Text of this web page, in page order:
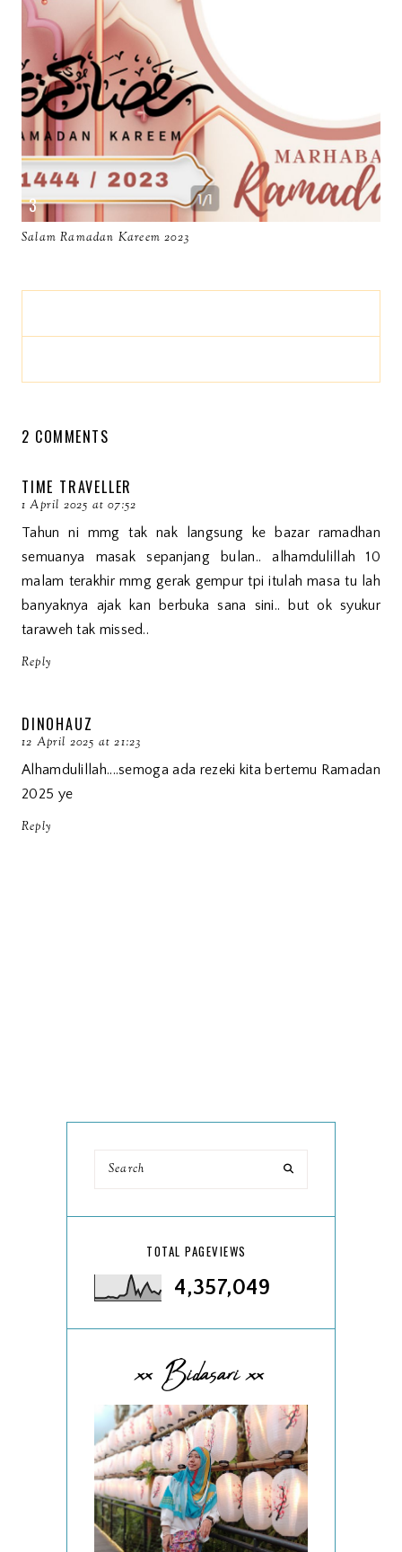
Salam Ramadan Kareem 2023
2 COMMENTS
TIME TRAVELLER
1 April 2025 at 07:52
Tahun ni mmg tak nak langsung ke bazar ramadhan
semuanya masak sepanjang bulan.. alhamdulillah 10
malam terakhir mmg gerak gempur tpi itulah masa tu lah
banyaknya ajak kan berbuka sana sini.. but ok syukur
taraweh tak missed..
Reply
DINOHAUZ
12 April 2025 at 21:23
Alhamdulillah....semoga ada rezeki kita bertemu Ramadan
2025 ye
Reply
TOTAL PAGEVIEWS
4,357,049
xx Bidasari xx